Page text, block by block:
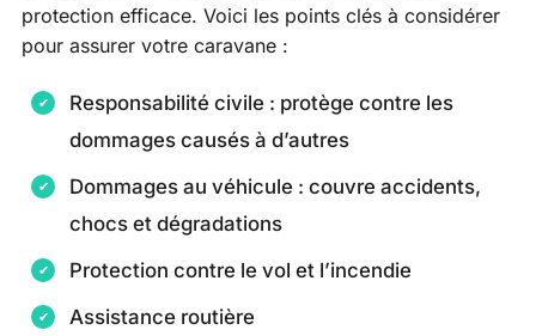
protection efficace. Voici les points clés à considérer
pour assurer votre caravane :
Responsabilité civile : protège contre les
dommages causés à d’autres
Dommages au véhicule : couvre accidents,
chocs et dégradations
Protection contre le vol et l’incendie
Assistance routière